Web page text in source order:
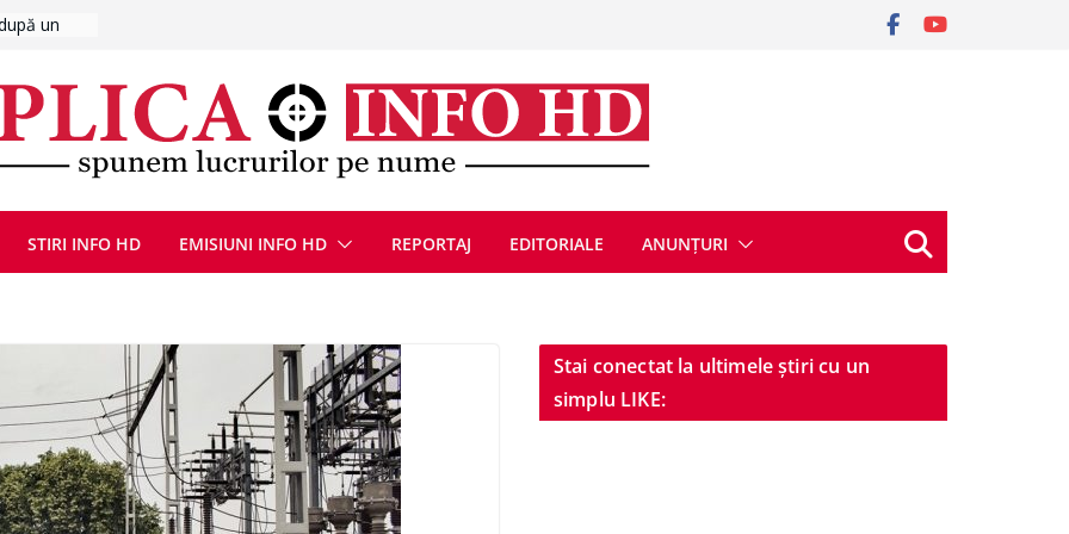
reunite
la cea de-
de
înSTIRI INFO HD EMISIUNI INFO HD REPORTAJ EDITORIALE ANUNȚURI
Stai conectat la ultimele știri cu un
simplu LIKE: